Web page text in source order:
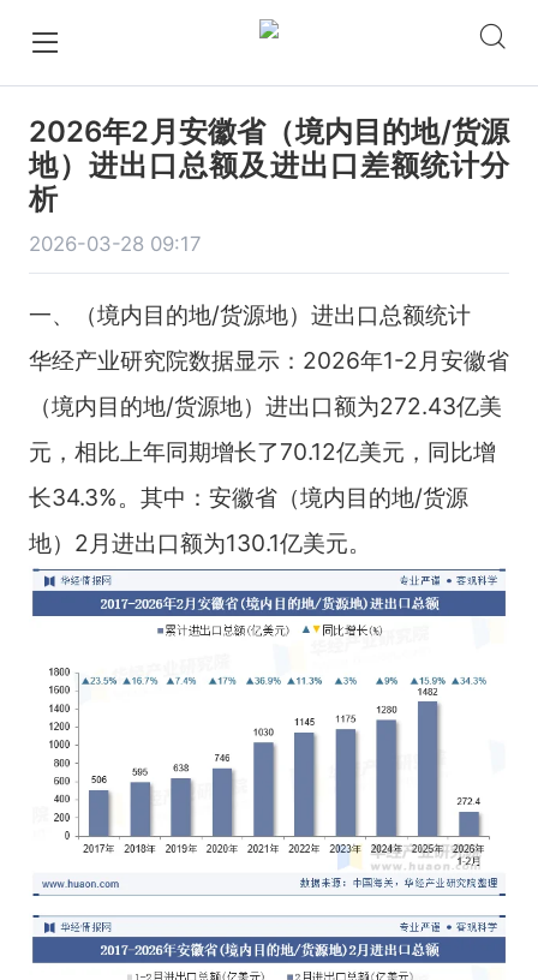
2026年2月安徽省（境内目的地/货源
地）进出口总额及进出口差额统计分
析
2026-03-28 09:17
一、（境内目的地/货源地）进出口总额统计
华经产业研究院数据显示：2026年1-2月安徽省
（境内目的地/货源地）进出口额为272.43亿美
元，相比上年同期增长了70.12亿美元，同比增
长34.3%。其中：安徽省（境内目的地/货源
地）2月进出口额为130.1亿美元。